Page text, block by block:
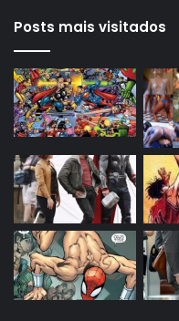
Posts mais visitados